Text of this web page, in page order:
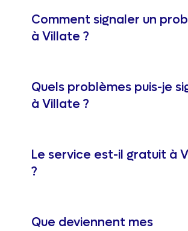
Comment signaler un
à Villate ?
Quels problèmes puis-je
à Villate ?
Le service est-il gratuit à
?
Que deviennent mes